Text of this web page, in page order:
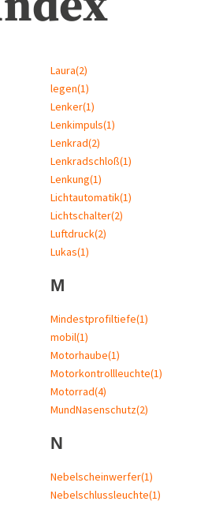
Laura(2)
legen(1)
Lenker(1)
Lenkimpuls(1)
Lenkrad(2)
Lenkradschloß(1)
Lenkung(1)
Lichtautomatik(1)
Lichtschalter(2)
Luftdruck(2)
Lukas(1)
M
Mindestprofiltiefe(1)
mobil(1)
Motorhaube(1)
Motorkontrollleuchte(1)
Motorrad(4)
MundNasenschutz(2)
N
Nebelscheinwerfer(1)
Nebelschlussleuchte(1)